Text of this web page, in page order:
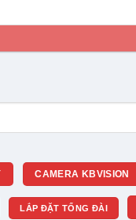
CAMERA KBVISION
LẮP ĐẶT TỔNG ĐÀI